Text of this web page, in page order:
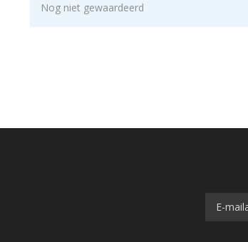
Nog niet gewaardeerd